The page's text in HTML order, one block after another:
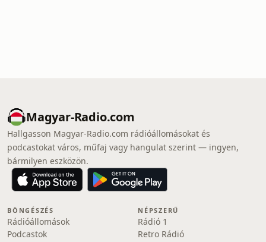
Magyar-Radio.com
Hallgasson Magyar-Radio.com rádióállomásokat és
podcastokat város, műfaj vagy hangulat szerint — ingyen,
bármilyen eszközön.
BÖNGÉSZÉS
Rádióállomások
Podcastok
NÉPSZERŰ
Rádió 1
Retro Rádió